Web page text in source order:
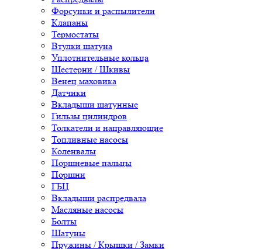
Форсунки и распылители
Клапаны
Термостаты
Втулки шатуна
Уплотнительные кольца
Шестерни / Шкивы
Венец маховика
Датчики
Вкладыши шатунные
Гильзы цилиндров
Толкатели и направляющие
Топливные насосы
Коленвалы
Поршневые пальцы
Поршни
ГБЦ
Вкладыши распредвала
Масляные насосы
Болты
Шатуны
Пружины / Крышки / Замки